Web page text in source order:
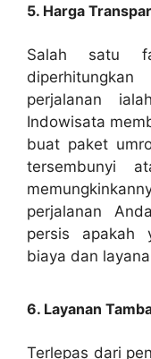
5. Harga
Salah satu
perjalanan
Indowisata
buat paket
tersembunyi
perjalanan
persis apakah
biaya dan
6. Layanan
Terlepas dari